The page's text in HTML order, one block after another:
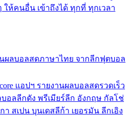
ให้คนอื่น เข้าถึงได้ ทุกที่ ทุกเวลา
นผลบอลสดภาษาไทย จากลีกฟุตบอล
แอปฯ รายงานผลบอลสดรวดเร็ว
อลลีกดัง พรีเมียร์ลีก อังกฤษ กัลโช่
า สเปน บุนเดสลีก้า เยอรมัน ลีกเอิง